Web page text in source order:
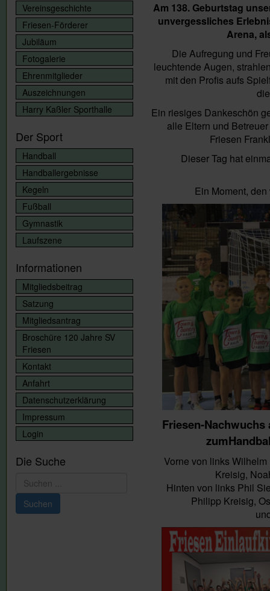
Am 138. Geburtstag
unvergessliches
Arena,
Die Aufregung und
leuchtende Augen,
mit den Profis aufs
Ein riesiges Dankeschön
alle Eltern und
Friesen
Dieser Tag hat
Ein Moment,
Friesen-
Vorne von links
Kreisig,
Hinten von links Phil
Philipp Kreisig,
Vereinsgeschichte
Friesen-Förderer
Jubiläum
Fotogalerie
Ehrenmitglieder
Auszeichnungen
Harry Kaßler Sporthalle
Der Sport
Handball
Handballergebnisse
Kegeln
Fußball
Gymnastik
Laufszene
Informationen
Mitgliedsbeitrag
Satzung
Mitgliedsantrag
Broschüre 120 Jahre SV
Friesen
Kontakt
Anfahrt
Datenschutzerklärung
Impressum
Login
Die Suche
Suchen
...
Suchen